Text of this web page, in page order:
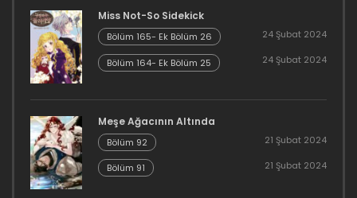
9 Haziran 2023
Bölüm 102
9 Haziran 2023
Bölüm 101
9 Haziran 2023
Bölüm 100
Miss Not-So Sidekick
Bölüm 165- Ek Bölüm 26 24 Şubat 2024
Bölüm 164- Ek Bölüm 25 24 Şubat 2024
Meşe Ağacının Altında
Bölüm 92 21 Şubat 2024
Bölüm 91 21 Şubat 2024